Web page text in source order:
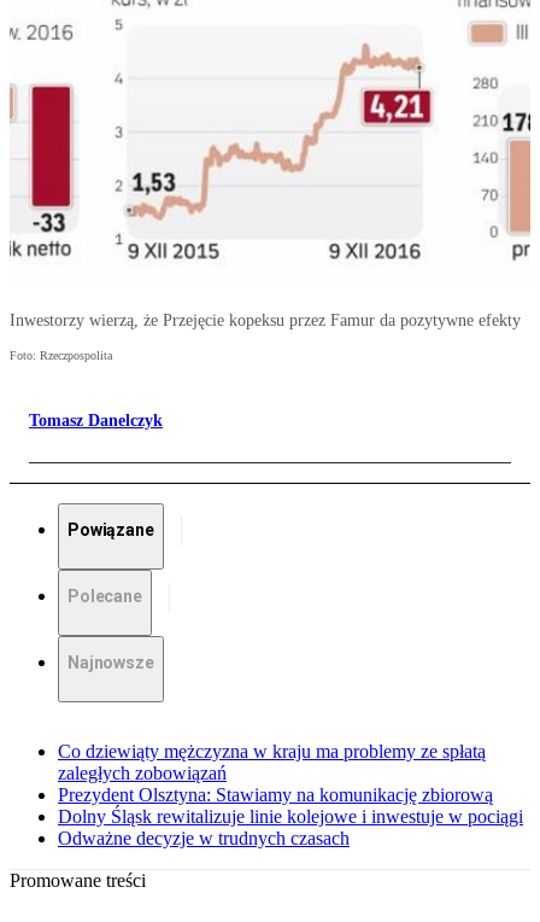
Inwestorzy wierzą, że Przejęcie kopeksu przez Famur da pozytywne efekty
Foto: Rzeczpospolita
Tomasz Danelczyk
Powiązane
Polecane
Najnowsze
Co dziewiąty mężczyzna w kraju ma problemy ze spłatą
zaległych zobowiązań
Prezydent Olsztyna: Stawiamy na komunikację zbiorową
Dolny Śląsk rewitalizuje linie kolejowe i inwestuje w pociągi
Odważne decyzje w trudnych czasach
Promowane treści